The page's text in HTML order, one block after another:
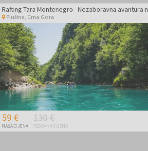
Plužine, Crna Gora
59 €
NAŠA CIJENA
130 €
REDOVNA CIJENA